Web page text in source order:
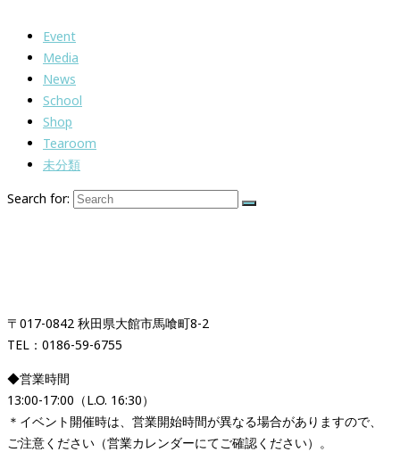
Event
Media
News
School
Shop
Tearoom
未分類
Search for:
〒017-0842 秋田県大館市馬喰町8-2
TEL：0186-59-6755
◆営業時間
13:00-17:00（L.O. 16:30）
＊イベント開催時は、営業開始時間が異なる場合がありますので、
ご注意ください（営業カレンダーにてご確認ください）。